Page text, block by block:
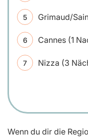
Grimaud/
Cannes (1
Nizza (3
Wenn du dir die